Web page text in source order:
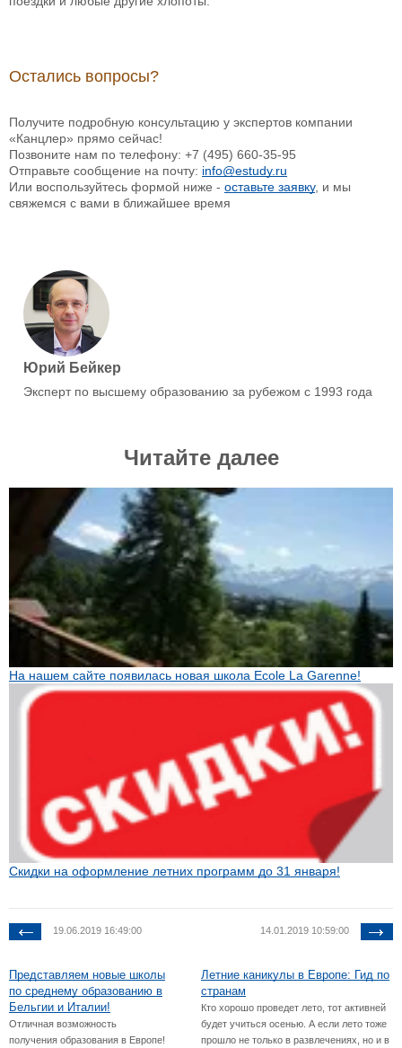
Остались вопросы?
Получите подробную консультацию у экспертов компании
«Канцлер» прямо сейчас!
Позвоните нам по телефону: +7 (495) 660-35-95
Отправьте сообщение на почту: info@estudy.ru
Или воспользуйтесь формой ниже - оставьте заявку, и мы
свяжемся с вами в ближайшее время
Юрий Бейкер
Эксперт по высшему образованию за рубежом с 1993 года
Читайте далее
На нашем сайте появилась новая школа Ecole La Garenne!
Скидки на оформление летних программ до 31 января!
19.06.2019 16:49:00
Представляем новые школы
по среднему образованию в
Бельгии и Италии!
Отличная возможность
получения образования в Европе!
14.01.2019 10:59:00
Летние каникулы в Европе: Гид по
странам
Кто хорошо проведет лето, тот активней
будет учиться осенью. А если лето тоже
прошло не только в развлечениях, но и в